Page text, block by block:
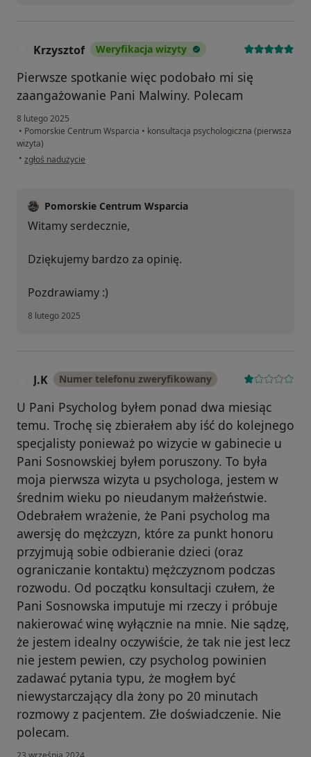
Krzysztof Weryfikacja wizyty
Pierwsze spotkanie więc podobało mi się
zaangażowanie Pani Malwiny. Polecam
8 lutego 2025
• Pomorskie Centrum Wsparcia • konsultacja psychologiczna (pierwsza
wizyta)
• w opinii użytkownika Krzysztof
zgłoś nadużycie
Pomorskie Centrum Wsparcia
Witamy serdecznie,
Dziękujemy bardzo za opinię.
Pozdrawiamy :)
8 lutego 2025
J.K Numer telefonu zweryfikowany
U Pani Psycholog byłem ponad dwa miesiąc
temu. Trochę się zbierałem aby iść do kolejnego
specjalisty ponieważ po wizycie w gabinecie u
Pani Sosnowskiej byłem poruszony. To była
moja pierwsza wizyta u psychologa, jestem w
średnim wieku po nieudanym małżeństwie.
Odebrałem wrażenie, że Pani psycholog ma
awersję do mężczyzn, które za punkt honoru
przyjmują sobie odbieranie dzieci (oraz
ograniczanie kontaktu) mężczyznom podczas
rozwodu. Od początku konsultacji czułem, że
Pani Sosnowska imputuje mi rzeczy i próbuje
nakierować winę wyłącznie na mnie. Nie sądzę,
że jestem idealny oczywiście, że tak nie jest lecz
nie jestem pewien, czy psycholog powinien
zadawać pytania typu, że mogłem być
niewystarczający dla żony po 20 minutach
rozmowy z pacjentem. Złe doświadczenie. Nie
polecam.